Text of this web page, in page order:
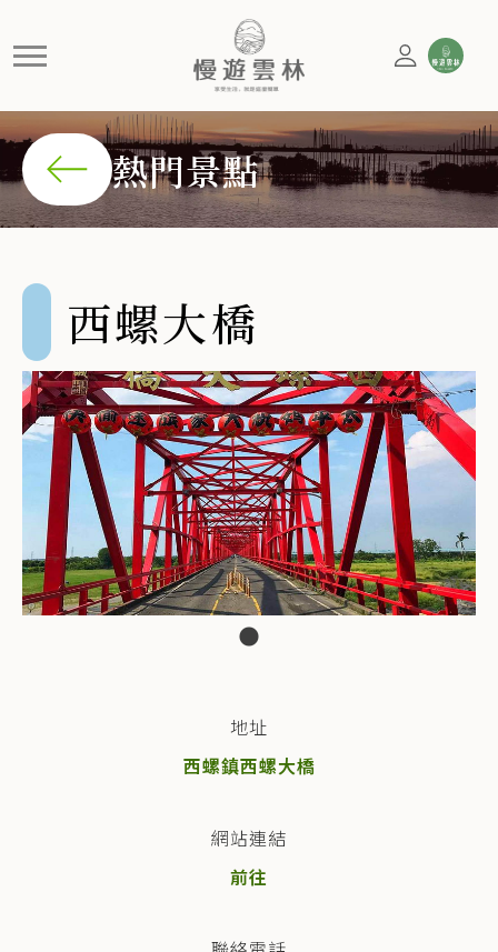
濁水溪上的紅色巨龍 1952年完工的西螺大橋，是台灣西部
熱門景點
西螺大橋
地址
西螺鎮西螺大橋
網站連結
前往